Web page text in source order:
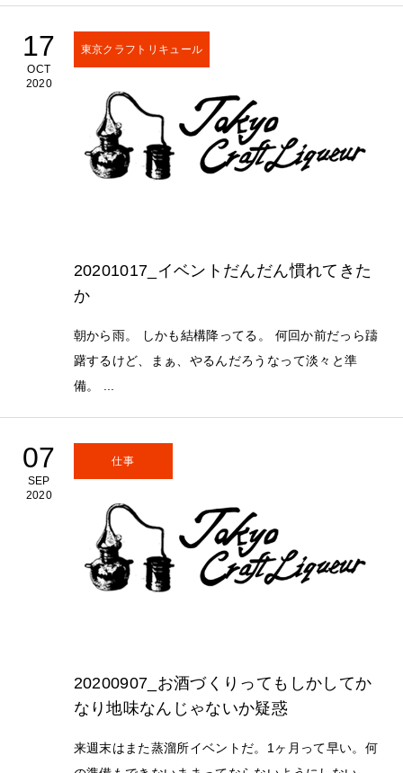
17
OCT
2020
東京クラフトリキュール
20201017_イベントだんだん慣れてきた
か
朝から雨。 しかも結構降ってる。 何回か前だっら躊
躇するけど、まぁ、やるんだろうなって淡々と準
備。 ...
07
SEP
2020
仕事
20200907_お酒づくりってもしかしてか
なり地味なんじゃないか疑惑
来週末はまた蒸溜所イベントだ。1ヶ月って早い。何